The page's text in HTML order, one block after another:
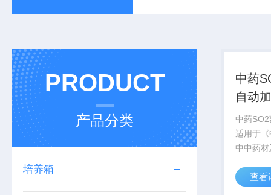
PRODUCT
产品分类
培养箱
中药
自动
中药
适用于
中中药
格遵循
查看